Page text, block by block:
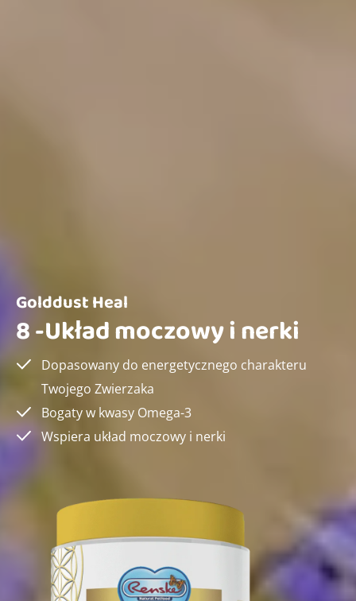
Golddust Heal
8 -Układ moczowy i nerki
Dopasowany do energetycznego charakteru
Twojego Zwierzaka
Bogaty w kwasy Omega-3
Wspiera układ moczowy i nerki